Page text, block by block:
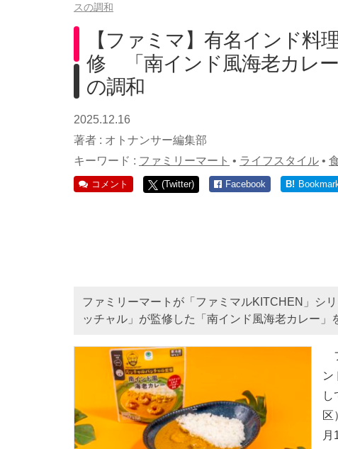
スの調和
【ファミマ】有名インド料
修 「南インド風海老カレ
の調和
2025.12.16
著者 : オトナンサー編集部
キーワード : ファミリーマート • ライフスタイル •
コメント (Twitter) Facebook B!
ファミリーマートが「ファミマルKITCHEN」シ
ッチャル」が監修した「南インド風海老カレー」
ン
し
区
月